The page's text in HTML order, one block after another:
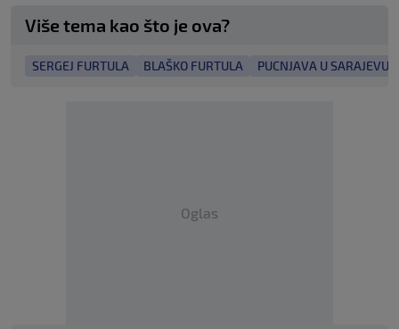
Više tema kao što je ova?
SERGEJ FURTULA BLAŠKO FURTULA PUCNJAVA U SARAJEVU
Oglas